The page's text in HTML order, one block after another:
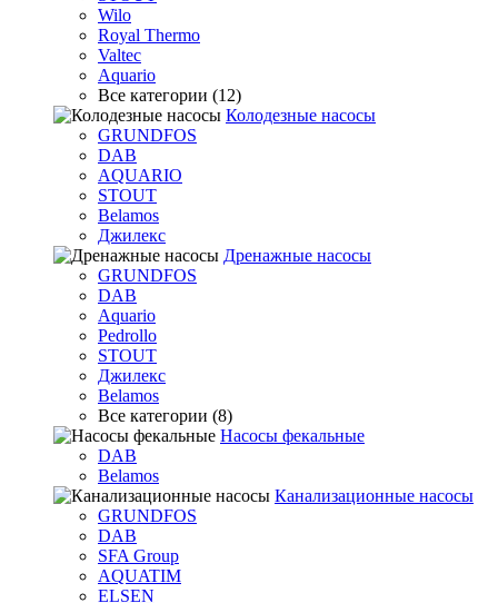
Wilo
Royal Thermo
Valtec
Aquario
Все категории (12)
Колодезные насосы
GRUNDFOS
DAB
AQUARIO
STOUT
Belamos
Джилекс
Дренажные насосы
GRUNDFOS
DAB
Aquario
Pedrollo
STOUT
Джилекс
Belamos
Все категории (8)
Насосы фекальные
DAB
Belamos
Канализационные насосы
GRUNDFOS
DAB
SFA Group
AQUATIM
ELSEN